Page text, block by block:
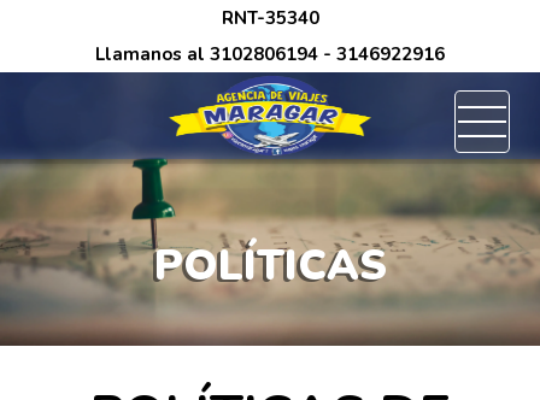
RNT-35340
Llamanos al 3102806194 - 3146922916
POLÍTICAS